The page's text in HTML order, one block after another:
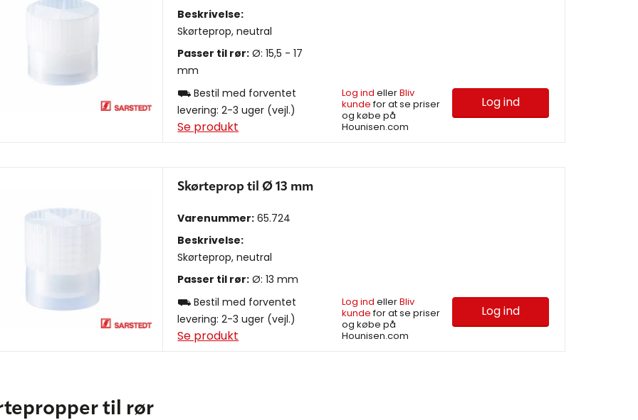
Beskrivelse:
Skørteprop, neutral
Passer til rør: Ø: 15,5 - 17
mm
⛟ Bestil med forventet
levering: 2-3 uger (vejl.)
Se produkt
Log ind ellerBliv
kundefor at se priser
og købe på
Hounisen.com
Log ind
Skørteprop til Ø 13 mm
Varenummer: 65.724
Beskrivelse:
Skørteprop, neutral
Passer til rør: Ø: 13 mm
⛟ Bestil med forventet
levering: 2-3 uger (vejl.)
Se produkt
Log ind ellerBliv
kundefor at se priser
og købe på
Hounisen.com
Log ind
til rør